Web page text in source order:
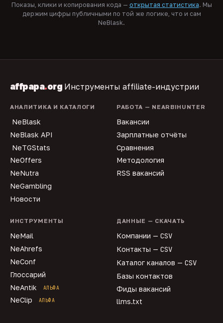
Показы, клики и копирования кода — открытая статистика. Мы
держим цифры публичными по той же логике, что и сам
NeBlask.
affpapa.org Инструменты affiliate-индустрии
АНАЛИТИКА И КАТАЛОГИ
NeBlask
NeBlask API
NeTGStats
NeOffers
NeNutra
NeGambling
Новости
РАБОТА — NEARBIHUNTER
Вакансии
Зарплатные отчёты
Сравнения
Методология
RSS вакансий
ИНСТРУМЕНТЫ
NeMail
NeAhrefs
NeConf
Глоссарий
NeAntik
АЛЬФА
NeClip АЛЬФА
ДАННЫЕ — СКАЧАТЬ
Компании — CSV
Контакты — CSV
Каталог каналов — CSV
Базы контактов
Фиды вакансий
llms.txt